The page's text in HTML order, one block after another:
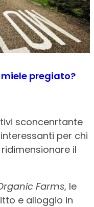
pregiato?
sconcenrtante
per chi
il
Farms, le
e alloggio in